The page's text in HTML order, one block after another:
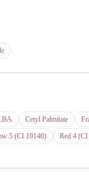
Cetyl Palmitate
5 (CI 19140) Red 4